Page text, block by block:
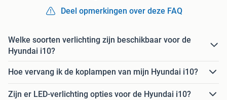
Deel opmerkingen over deze FAQ
Welke soorten verlichting zijn beschikbaar voor de
Hyundai i10?
Hoe vervang ik de koplampen van mijn Hyundai i10?
Zijn er LED-verlichting opties voor de Hyundai i10?